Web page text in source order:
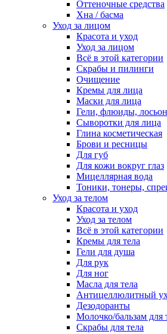
Оттеночные средства
Хна / басма
Уход за лицом
Красота и уход
Уход за лицом
Всё в этой категории
Скрабы и пилинги
Очищение
Кремы для лица
Маски для лица
Гели, флюиды,
Сыворотки для лица
Глина косметическая
Брови и ресницы
Для губ
Для кожи вокруг глаз
Мицеллярная вода
Тоники, тонеры,
Уход за телом
Красота и уход
Уход за телом
Всё в этой категории
Кремы для тела
Гели для душа
Для рук
Для ног
Масла для тела
Антицеллюлитный
Дезодоранты
Молочко/бальзам для
Скрабы для тела